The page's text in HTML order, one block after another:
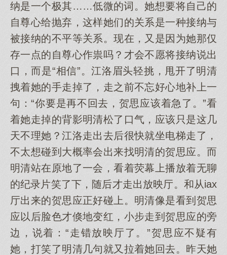
纳是一个极其……低微的词。她想要将自己的
自尊心给抛弃，这样她们的关系是一种接纳与
被接纳的不平等关系。现在，又是因为她那仅
存一点的自尊心作祟吗？才会不愿将接纳说出
口，而是“相信”。江洛眉头轻挑，甩开了明清
拽着她的手走掉了，走之前不忘好心地补上一
句：“你要是再不回去，贺思应该着急了。”看
着她走掉的背影明清松了口气，应该只是这几
天不理她？江洛走出去后很快就坐电梯走了，
不太想碰到大概率会出来找明清的贺思应。而
明清站在原地了一会，看着荧幕上播放着无聊
的纪录片笑了下，随后才走出放映厅。和从iax
厅出来的贺思应正好碰上。明清像是看到贺思
应以后脸色才倏地变红，小步走到贺思应的旁
边，说着：“走错放映厅了。”贺思应不疑有
她，打笑了明清几句就又拉着她回去。昨天她